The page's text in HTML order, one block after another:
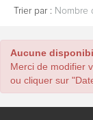
Trier par : Nombre
Aucune
Merci de modifier
ou cliquer sur